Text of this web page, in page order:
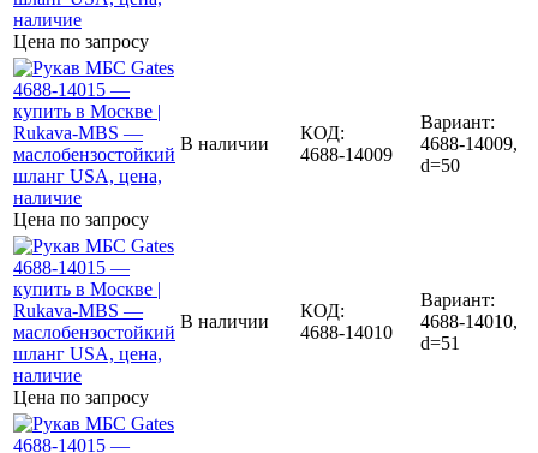
Цена по запросу
Цена по запросу
В наличии
КОД:
4688-14009
Вариант:
4688-14009,
d=50
Цена по запросу
В наличии
КОД:
4688-14010
Вариант:
4688-14010,
d=51